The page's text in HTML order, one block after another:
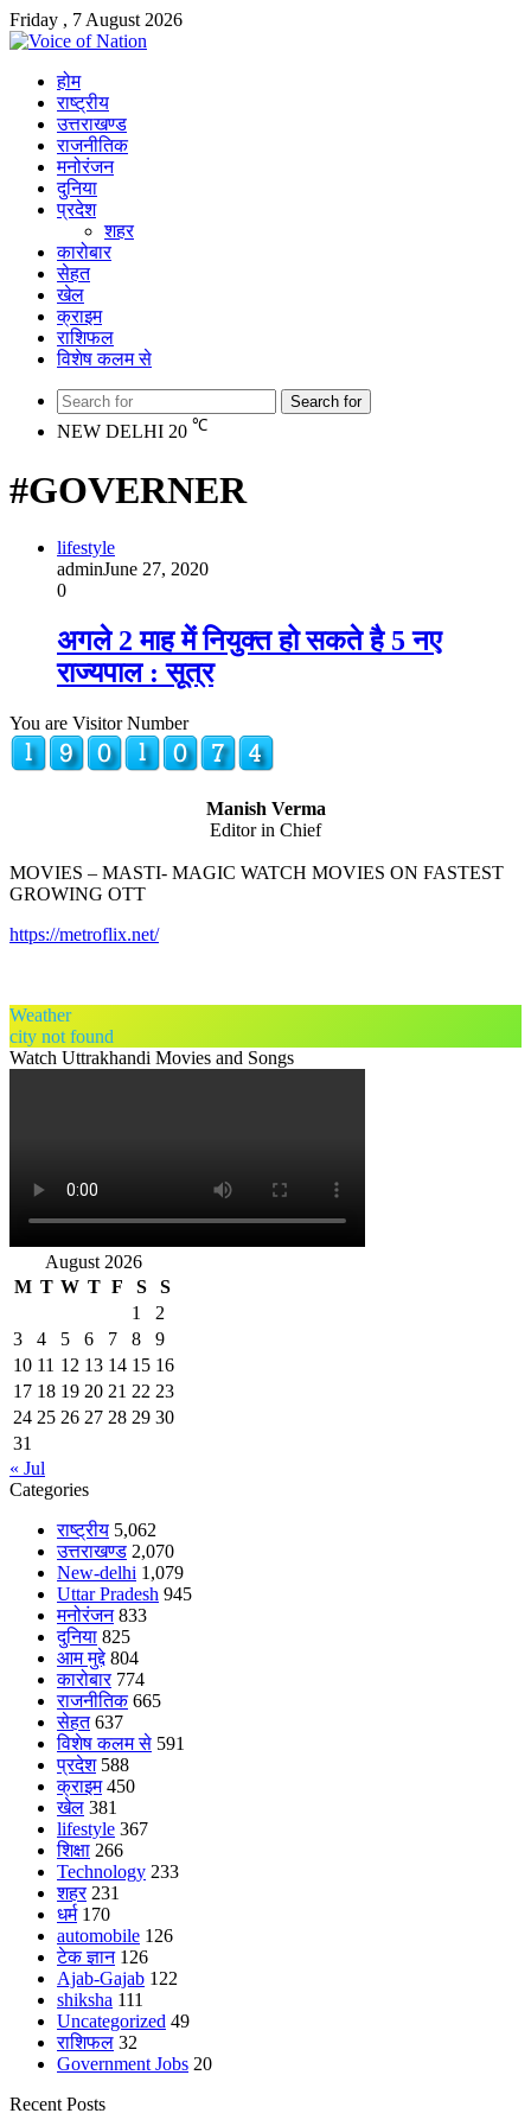
Friday , 7 August 2026
होम
राष्ट्रीय
उत्तराखण्ड
राजनीतिक
मनोरंजन
दुनिया
प्रदेश
शहर
कारोबार
सेहत
खेल
क्राइम
राशिफल
विशेष कलम से
Search for
NEW DELHI 20 ℃
#GOVERNER
lifestyle
adminJune 27, 2020
0
अगले 2 माह में नियुक्त हो सकते है 5 नए
राज्यपाल : सूत्र
You are Visitor Number
Manish Verma
Editor in Chief
MOVIES – MASTI- MAGIC WATCH MOVIES ON FASTEST
GROWING OTT
https://metroflix.net/
Weather
city not found
Watch Uttrakhandi Movies and Songs
August 2026
M T W T F S
S
1
2
3
4 5 6 7 8
9
10 11 12 13 14 15 16
17 18 19 20 21 22 23
24 25 26 27 28 29 30
31
« Jul
Categories
राष्ट्रीय 5,062
उत्तराखण्ड 2,070
New-delhi 1,079
Uttar Pradesh 945
मनोरंजन 833
दुनिया 825
आम मुद्दे 804
कारोबार 774
राजनीतिक 665
सेहत 637
विशेष कलम से 591
प्रदेश 588
क्राइम 450
खेल 381
lifestyle 367
शिक्षा 266
Technology 233
शहर 231
धर्म 170
automobile 126
टेक ज्ञान 126
Ajab-Gajab 122
shiksha 111
Uncategorized 49
राशिफल 32
Government Jobs 20
Recent Posts